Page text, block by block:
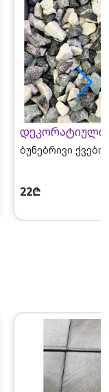
დეკორატიული
ბუნებრივი
22₾